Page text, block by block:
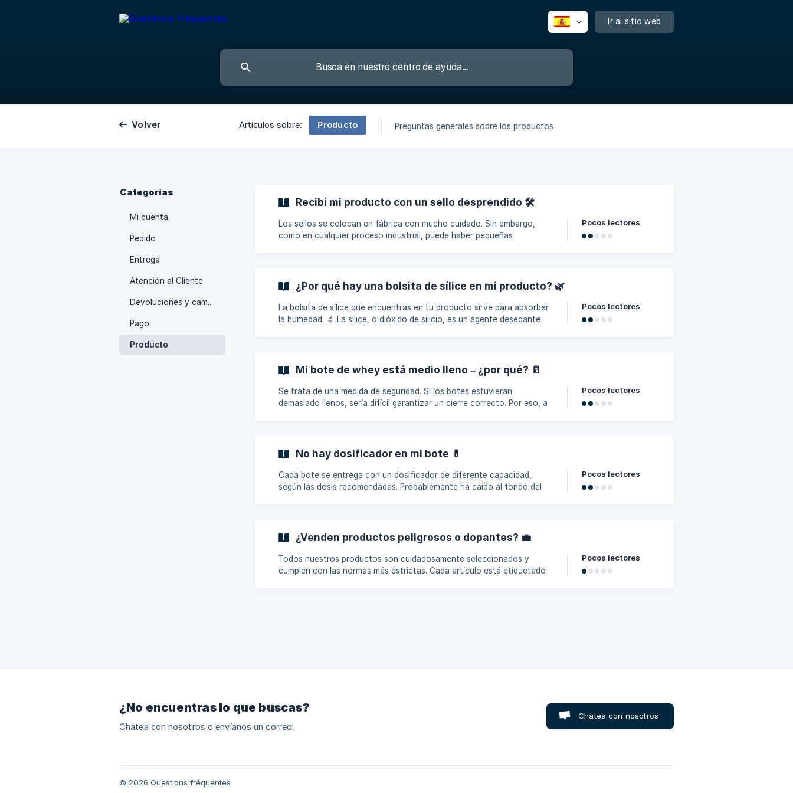
Ir al sitio web
Volver Artículos sobre: Producto Preguntas generales sobre los productos
Categorías
Mi cuenta
Pedido
Entrega
Atención al Cliente
Devoluciones y cambios
Pago
Producto
Recibí mi producto con un sello desprendido 🛠️
Los sellos se colocan en fábrica con mucho cuidado. Sin embargo,
como en cualquier proceso industrial, puede haber pequeñas
tienes dudas o detectas un problema, **contacta con nosotros a
través del **formulario de contacto y adjunta una
Pocos lectores
¿Por qué hay una bolsita de sílice en mi producto? 🌿
La bolsita de sílice que encuentras en tu producto sirve para absorber
la humedad. 🔬 La sílice, o dióxido de silicio, es un agente desecante
la bolsita no es tóxica, no debe consumirse. 🔒 Se incluye por razones
Pocos lectores
Mi bote de whey está medio lleno – ¿por qué? 🥛
Se trata de una medida de seguridad. Si los botes estuvieran
demasiado llenos, sería difícil garantizar un cierre correcto. Por eso, a
seguridad del producto.
Pocos lectores
No hay dosificador en mi bote 💊
Cada bote se entrega con un dosificador de diferente capacidad,
según las dosis recomendadas. Probablemente ha caído al fondo del
Pocos lectores
¿Venden productos peligrosos o dopantes? 💼
Todos nuestros productos son cuidadosamente seleccionados y
cumplen con las normas más estrictas. Cada artículo está etiquetado
Pocos lectores
¿No encuentras lo que buscas?
Chatea con nosotros o envíanos un correo.
Chatea con nosotros
© 2026 Questions fréquentes